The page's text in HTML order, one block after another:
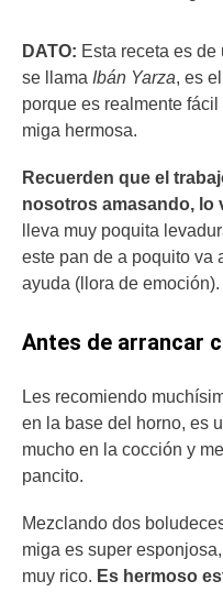
DATO: Esta receta es
se llama Ibán Yarza, es
porque es realmente
miga hermosa.
Recuerden que el
nosotros amasando, lo
lleva muy poquita
este pan de a poquito va
ayuda (llora de emoción).
Antes de arrancar
Les recomiendo
en la base del horno, es
mucho en la cocción y
pancito.
Mezclando dos
miga es super
muy rico. Es hermoso